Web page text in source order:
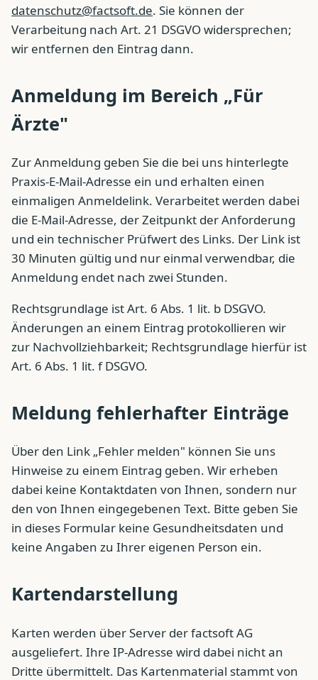
datenschutz@factsoft.de. Sie können der
Verarbeitung nach Art. 21 DSGVO widersprechen;
wir entfernen den Eintrag dann.
Anmeldung im Bereich „Für
Ärzte"
Zur Anmeldung geben Sie die bei uns hinterlegte
Praxis-E-Mail-Adresse ein und erhalten einen
einmaligen Anmeldelink. Verarbeitet werden dabei
die E-Mail-Adresse, der Zeitpunkt der Anforderung
und ein technischer Prüfwert des Links. Der Link ist
30 Minuten gültig und nur einmal verwendbar, die
Anmeldung endet nach zwei Stunden.
Rechtsgrundlage ist Art. 6 Abs. 1 lit. b DSGVO.
Änderungen an einem Eintrag protokollieren wir
zur Nachvollziehbarkeit; Rechtsgrundlage hierfür ist
Art. 6 Abs. 1 lit. f DSGVO.
Meldung fehlerhafter Einträge
Über den Link „Fehler melden" können Sie uns
Hinweise zu einem Eintrag geben. Wir erheben
dabei keine Kontaktdaten von Ihnen, sondern nur
den von Ihnen eingegebenen Text. Bitte geben Sie
in dieses Formular keine Gesundheitsdaten und
keine Angaben zu Ihrer eigenen Person ein.
Kartendarstellung
Karten werden über Server der factsoft AG
ausgeliefert. Ihre IP-Adresse wird dabei nicht an
Dritte übermittelt. Das Kartenmaterial stammt von